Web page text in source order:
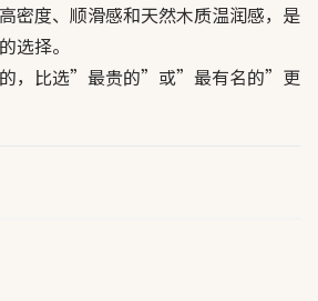
密度、顺滑感和天然木质温润感，是
选择。
的，比选”最贵的”或”最有名的”更